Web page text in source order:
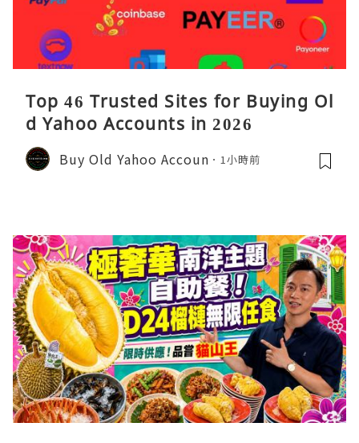
Top 46 Trusted Sites for Buying Ol
d Yahoo Accounts in 2026
Buy Old Yahoo Accoun 1小時前